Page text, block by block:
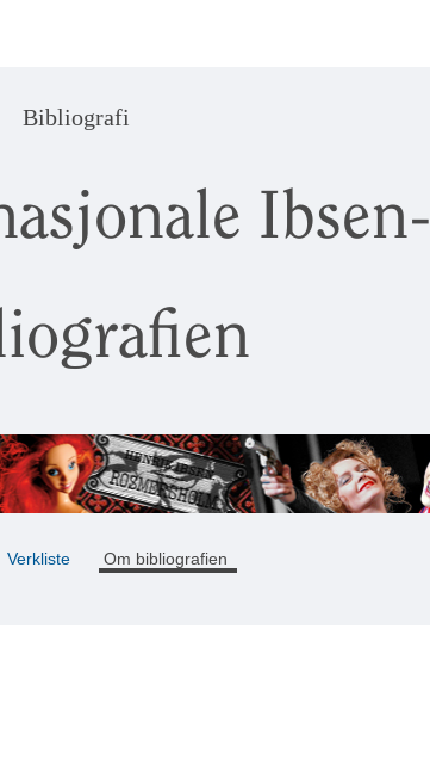
Bibliografi
Ibsen-
Verkliste Om bibliografien